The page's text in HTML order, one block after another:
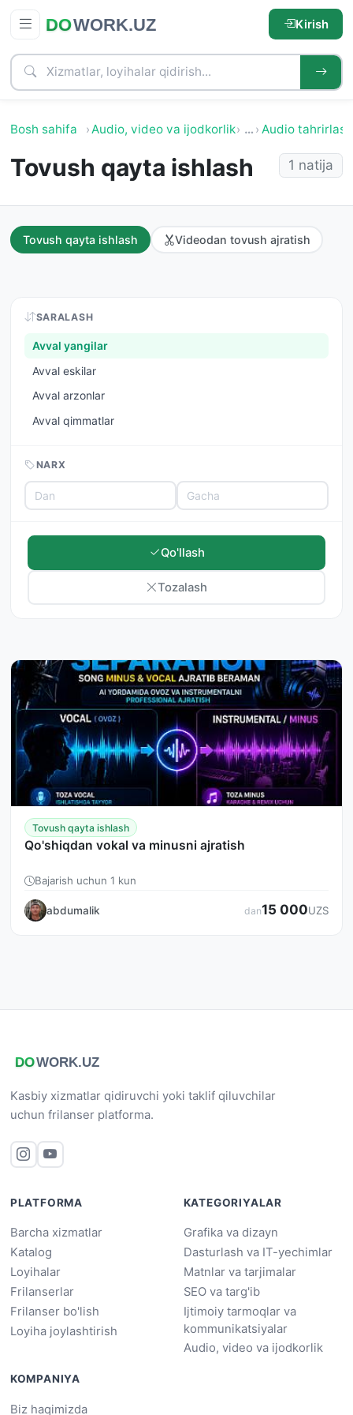
Kirish
Bosh sahifa Audio, video va ijodkorlik … Audio tahrirlash
Tovush qayta ishlash 1 natija
Tovush qayta ishlash Videodan tovush ajratish
SARALASH
Avval yangilar
Avval eskilar
Avval arzonlar
Avval qimmatlar
NARX
Qo'llash
Tozalash
Tovush qayta ishlash
Qo'shiqdan vokal va minusni ajratish
Bajarish uchun 1 kun
abdumalik dan15 000UZS
Kasbiy xizmatlar qidiruvchi yoki taklif qiluvchilar
uchun frilanser platforma.
PLATFORMA
Barcha xizmatlar
Katalog
Loyihalar
Frilanserlar
Frilanser bo'lish
Loyiha joylashtirish
KATEGORIYALAR
Grafika va dizayn
Dasturlash va IT-yechimlar
Matnlar va tarjimalar
SEO va targ'ib
Ijtimoiy tarmoqlar va
kommunikatsiyalar
Audio, video va ijodkorlik
KOMPANIYA
Biz haqimizda